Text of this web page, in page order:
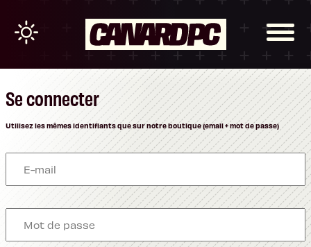
Se connecter
Utilisez les mêmes identifiants que sur notre boutique (email + mot de passe)